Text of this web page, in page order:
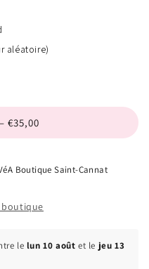
aléatoire)
€35,00
Boutique Saint-Cannat
le lun 10 août et le jeu 13